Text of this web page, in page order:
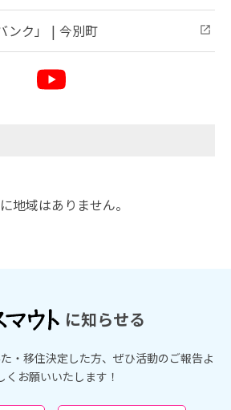
ンク」 | 今別町
地域はありません。
に知らせる
・移住決定した方、ぜひ活動のご報告よ
くお願いいたします！